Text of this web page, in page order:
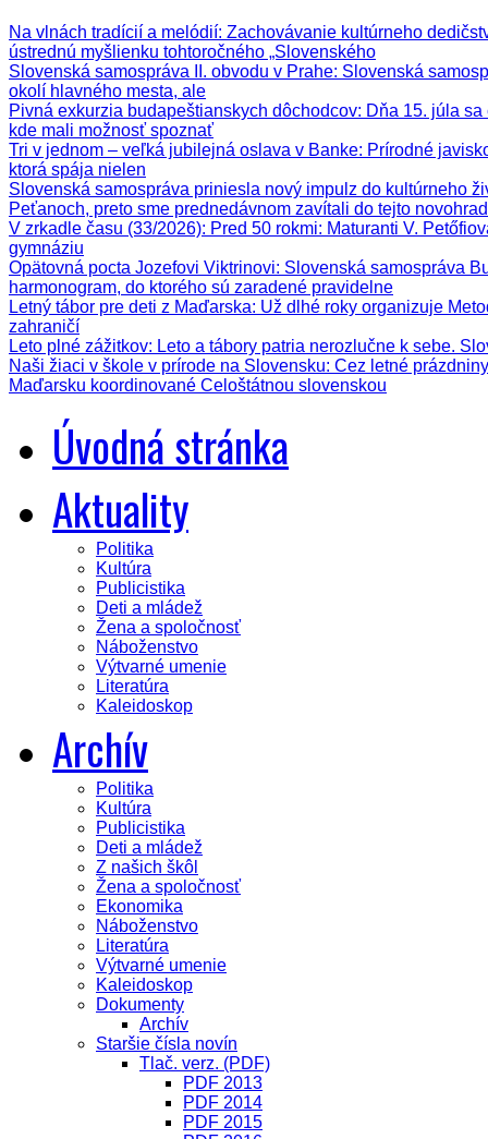
Na vlnách tradícií a melódií: Zachovávanie kultúrneho
ústrednú myšlienku tohtoročného „Slovenského
Slovenská samospráva II. obvodu v Prahe: Slovenská
okolí hlavného mesta, ale
Pivná exkurzia budapeštianskych dôchodcov: Dňa 15. júla
kde mali možnosť spoznať
Tri v jednom – veľká jubilejná oslava v Banke: Prírodné
ktorá spája nielen
Slovenská samospráva priniesla nový impulz do kultúrneho
Peťanoch, preto sme prednedávnom zavítali do tejto
V zrkadle času (33/2026): Pred 50 rokmi: Maturanti V.
gymnáziu
Opätovná pocta Jozefovi Viktrinovi: Slovenská samospráva
harmonogram, do ktorého sú zaradené pravidelne
Letný tábor pre deti z Maďarska: Už dlhé roky organizuje
zahraničí
Leto plné zážitkov: Leto a tábory patria nerozlučne k sebe.
Naši žiaci v škole v prírode na Slovensku: Cez letné
Maďarsku koordinované Celoštátnou slovenskou
Úvodná stránka
Aktuality
Politika
Kultúra
Publicistika
Deti a mládež
Žena a spoločnosť
Náboženstvo
Výtvarné umenie
Literatúra
Kaleidoskop
Archív
Politika
Kultúra
Publicistika
Deti a mládež
Z našich škôl
Žena a spoločnosť
Ekonomika
Náboženstvo
Literatúra
Výtvarné umenie
Kaleidoskop
Dokumenty
Archív
Staršie čísla novín
Tlač. verz. (PDF)
PDF 2013
PDF 2014
PDF 2015